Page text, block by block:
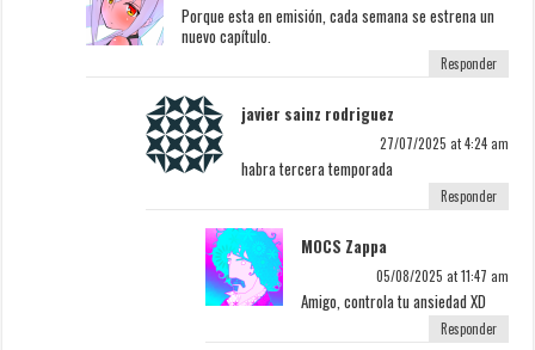
Porque esta en emisión, cada semana se estrena un
nuevo capítulo.
Responder
javier sainz rodriguez
27/07/2025 at 4:24 am
habra tercera temporada
Responder
MOCS Zappa
05/08/2025 at 11:47 am
Amigo, controla tu ansiedad XD
Responder